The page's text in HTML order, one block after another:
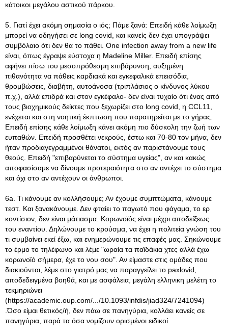
κάτοικοι μεγάλου αστικού πάρκου.
5. Γιατί έχει ακόμη σημασία ο ιός; Πάμε ξανά: Επειδή κάθε λοίμωξη
μπορεί να οδηγήσει σε long covid, και κανείς δεν έχει υπογράψει
συμβόλαιο ότι δεν θα το πάθει. One infection away from a new life
είναι, όπως έγραψε εύστοχα η Madeline Miller. Επειδή επίσης
αφήνει πίσω του μεσοπρόθεσμη επιβάρυνση, αυξημένη
πιθανότητα να πάθεις καρδιακά και εγκεφαλικά επεισόδια,
θρομβώσεις, διαβήτη, αυτοάνοσα (τριπλάσιος ο κίνδυνος λύκου
π.χ.), αλλά επιδρά και στον εγκέφαλο- δεν είναι τυχαίο ότι ένας από
τους βιοχημικούς δείκτες που ξεχωρίζει στο long covid, η CCL11,
ενέχεται και στη νοητική έκπτωση που παρατηρείται με το γήρας.
Επειδή επίσης κάθε λοίμωξη κάνει ακόμη πιο δύσκολη την ζωή των
ευπαθών. Επειδή προσθέτει νεκρούς, έστω και 70-80 τον μήνα, δεν
ήταν προδιαγεγραμμένοι θάνατοι, εκτός αν παριστάνουμε τους
θεούς. Επειδή "επιβαρύνεται το σύστημα υγείας", αν και κακώς
αποφασίσαμε να δίνουμε προτεραιότητα στο αν αντέχει το σύστημα
και όχι στο αν αντέχουν οι άνθρωποι.
6a. Τι κάνουμε αν κολλήσουμε; Αν έχουμε συμπτώματα, κάνουμε
τεστ. Και ξανακάνουμε. Δεν φταίει το παγωτό που φάγαμα, το ερ
κοντίσιον, δεν είναι μάτιασμα. Κορωνοϊός είναι μέχρι αποδείξεως
του εναντίου. Δηλώνουμε το κρούσμα, να έχει η πολιτεία γνώση του
τι συμβαίνει εκεί έξω, και ενημερώνουμε τις επαφές μας. Σηκώνουμε
το έρμο το τηλέφωνο και λέμε "ωραία τα παϊδάκια χτες αλλά έχω
κορωνοϊό σήμερα, έχε το νου σου". Αν είμαστε στις ομάδες που
διακιούνται, λέμε στο γιατρό μας να παραγγείλει το paxlovid,
αποδεδειγμένα βοηθά, και με ασφάλεια, μεγάλη ελληνικη μελέτη το
τεκμηριώνει
(https://academic.oup.com/.../10.1093/infdis/jiad324/7241094)
.Όσο είμαι θετικός/ή, δεν πάω σε πανηγύρια, κολλάει κανείς σε
πανηγύρια, παρά τα όσα νομίζουν ορισμένοι ειδικοί.